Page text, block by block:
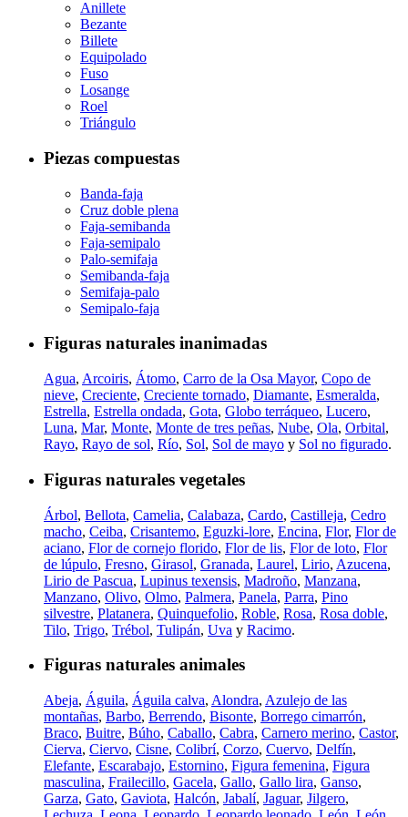
Anillete
Bezante
Billete
Equipolado
Fuso
Losange
Roel
Triángulo
Piezas compuestas
Banda-faja
Cruz doble plena
Faja-semibanda
Faja-semipalo
Palo-semifaja
Semibanda-faja
Semifaja-palo
Semipalo-faja
Figuras naturales inanimadas
Agua, Arcoiris, Átomo, Carro de la Osa Mayor, Copo de
nieve, Creciente, Creciente tornado, Diamante, Esmeralda,
Estrella, Estrella ondada, Gota, Globo terráqueo, Lucero,
Luna, Mar, Monte, Monte de tres peñas, Nube, Ola, Orbital,
Rayo, Rayo de sol, Río, Sol, Sol de mayo y Sol no figurado.
Figuras naturales vegetales
Árbol, Bellota, Camelia, Calabaza, Cardo, Castilleja, Cedro
macho, Ceiba, Crisantemo, Eguzki-lore, Encina, Flor, Flor de
aciano, Flor de cornejo florido, Flor de lis, Flor de loto, Flor
de lúpulo, Fresno, Girasol, Granada, Laurel, Lirio, Azucena,
Lirio de Pascua, Lupinus texensis, Madroño, Manzana,
Manzano, Olivo, Olmo, Palmera, Panela, Parra, Pino
silvestre, Platanera, Quinquefolio, Roble, Rosa, Rosa doble,
Tilo, Trigo, Trébol, Tulipán, Uva y Racimo.
Figuras naturales animales
Abeja, Águila, Águila calva, Alondra, Azulejo de las
montañas, Barbo, Berrendo, Bisonte, Borrego cimarrón,
Braco, Buitre, Búho, Caballo, Cabra, Carnero merino, Castor,
Cierva, Ciervo, Cisne, Colibrí, Corzo, Cuervo, Delfín,
Elefante, Escarabajo, Estornino, Figura femenina, Figura
masculina, Frailecillo, Gacela, Gallo, Gallo lira, Ganso,
Garza, Gato, Gaviota, Halcón, Jabalí, Jaguar, Jilgero,